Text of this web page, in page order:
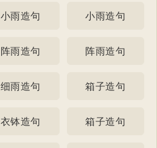
小雨造句 小雨造句
阵雨造句 阵雨造句
细雨造句 箱子造句
衣钵造句 箱子造句